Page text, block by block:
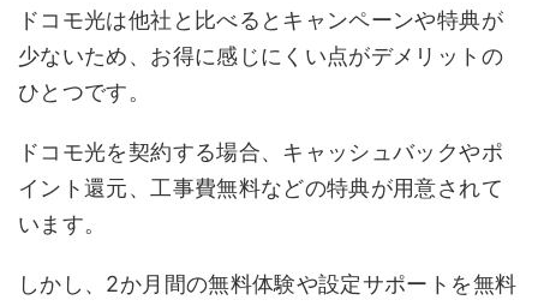
ドコモ光は他社と比べるとキャンペーンや特典が
少ないため、お得に感じにくい点がデメリットの
ひとつです。
ドコモ光を契約する場合、キャッシュバックやポ
イント還元、工事費無料などの特典が用意されて
います。
しかし、2か月間の無料体験や設定サポートを無料